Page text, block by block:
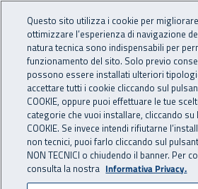
INAIL - Istituto
Navigazione
Navigazione - Ti trovi in:
Home Atti e documenti Determine
31 luglio 2025
31 luglio 2025
Questo sito utilizza i cookie per
ottimizzare l’esperienza di navigazione
natura tecnica sono indispensabili per
funzionamento del sito. Solo previo
possono essere installati ulteriori
accettare tutti i cookie cliccando sul
COOKIE, oppure puoi effettuare le tue
categorie che vuoi installare, cliccando su
COOKIE. Se invece intendi rifiutarne
non tecnici, puoi farlo cliccando sul
NON TECNICI o chiudendo il banner. Per
consulta la nostra Informativa Privacy.